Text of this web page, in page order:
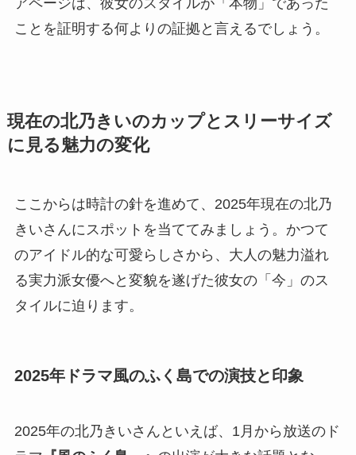
アページは、彼女のスタイルが「本物」であった
ことを証明する何よりの証拠と言えるでしょう。
現在の北乃きいのカップとスリーサイズ
に見る魅力の変化
ここからは時計の針を進めて、2025年現在の北乃
きいさんにスポットを当ててみましょう。かつて
のアイドル的な可愛らしさから、大人の魅力溢れ
る実力派女優へと変貌を遂げた彼女の「今」のス
タイルに迫ります。
2025年ドラマ風のふく島での演技と印象
2025年の北乃きいさんといえば、1月から放送のド